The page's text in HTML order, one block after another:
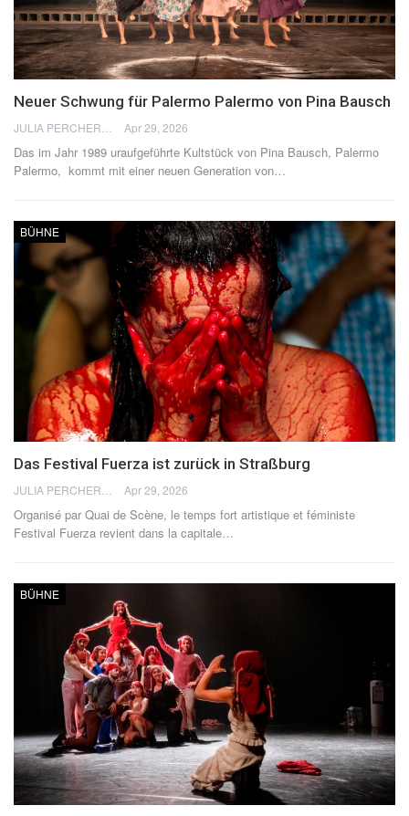
Neuer Schwung für Palermo Palermo von Pina Bausch
Apr 29, 2026
Das im Jahr 1989 uraufgeführte Kultstück von Pina Bausch, Palermo
Palermo, kommt mit einer neuen Generation von…
BÜHNE
Das Festival Fuerza ist zurück in Straßburg
JULIA PERCHERON Apr 29, 2026
Organisé par Quai de Scène, le temps fort artistique et féministe
Festival Fuerza revient dans la capitale…
BÜHNE